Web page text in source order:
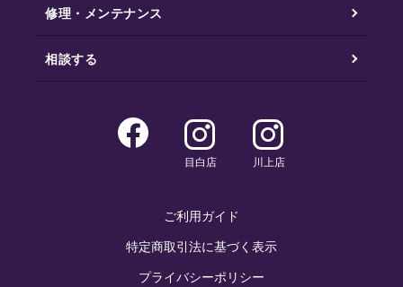
修理・メンテナンス
相談する
目白店 川上店
ご利用ガイド
特定商取引法に基づく表示
プライバシーポリシー